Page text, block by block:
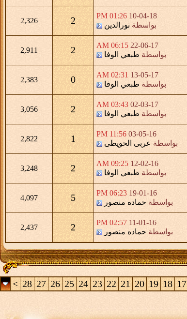
10-04-18
01:26 PM
بواسطة نورالدين 2
2,326
22-06-17
06:15 AM
بواسطة طبعي الوفا 2
2,911
13-05-17
02:31 AM
بواسطة طبعي الوفا 0
2,383
02-03-17
03:43 AM
بواسطة طبعي الوفا 2
3,056
03-05-16
11:56 PM
بواسطة عربى الحويطى 1
2,822
12-02-16
09:25 AM
بواسطة طبعي الوفا 2
3,248
19-01-16
06:23 PM
بواسطة حماده منصور 5
4,097
11-01-16
02:57 PM
بواسطة حماده منصور 2
2,437
17
18
19
20
21
22
23
24
25
26
27
28
>